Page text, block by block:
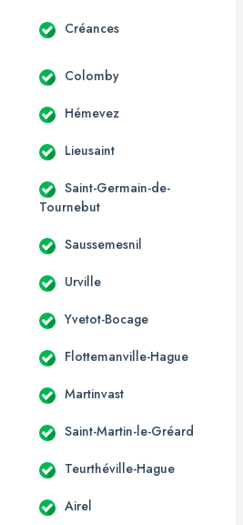
Créances
Colomby
Hémevez
Lieusaint
Saint-Germain-de-
Tournebut
Saussemesnil
Urville
Yvetot-Bocage
Flottemanville-Hague
Martinvast
Saint-Martin-le-Gréard
Teurthéville-Hague
Airel